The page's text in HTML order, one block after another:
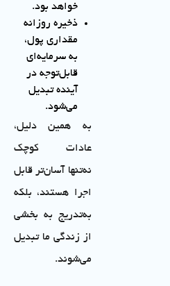
خواهد بود.
ذخیره روزانه
مقداری پول،
به سرمایه‌ای
قابل‌توجه در
آینده تبدیل
می‌شود.
به همین دلیل،
عادات کوچک
نه‌تنها آسان‌تر قابل
اجرا هستند، بلکه
به‌تدریج به بخشی
از زندگی ما تبدیل
می‌شوند.